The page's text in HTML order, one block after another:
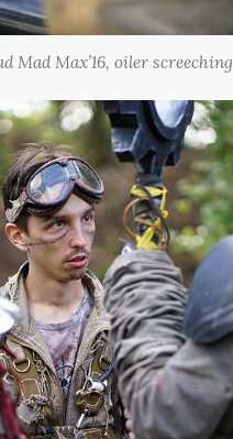
Mad Max’16, oiler screeching